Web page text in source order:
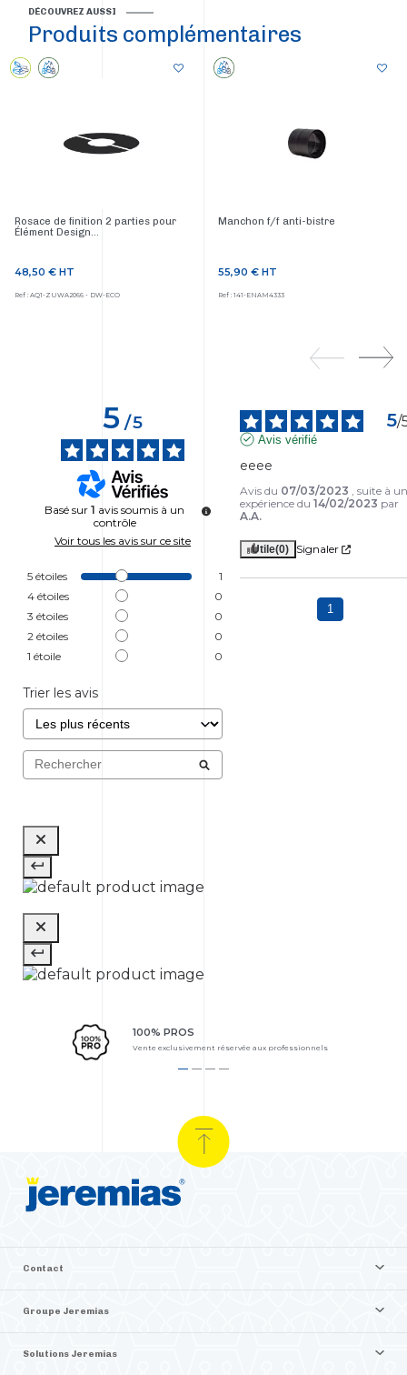
DÉCOUVREZ AUSSI
Produits complémentaires
Rosace de finition 2 parties pour
Élément Design...
Prix
48,50 € HT
Ref : AQ1-ZUWA2066 - DW-ECO
Manchon f/f anti-bistre
Prix
55,90 € HT
Ref : 141-ENAM4333
5/5
Basé sur 1 avis soumis à un
contrôle
Voir tous les avis sur ce site
5 étoiles
1
4 étoiles
0
3 étoiles
0
2 étoiles
0
1 étoile 0
Trier les avis
5/
Avis vérifié
eeee
Avis du 07/03/2023 , suite à
expérience du14/02/2023 par
A.A.
Utile(0) Signaler
1
100% PROS
Vente exclusivement réservée aux professionnels
Contact
Groupe Jeremias
Solutions Jeremias